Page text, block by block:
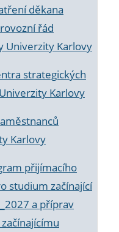
děkana
řád
Univerzity Karlovy
strategických
Karlovy
Karlovy
přijímacího
studium začínající
a příprav